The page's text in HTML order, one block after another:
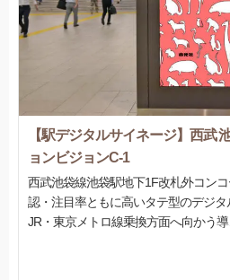
【駅デジタルサイネージ】西武
ョンビジョンC-1
西武池袋線池袋駅地下1F改札外コン
認・注目率ともに高いタテ型のデジタ
JR・東京メトロ線乗換方面へ向かう